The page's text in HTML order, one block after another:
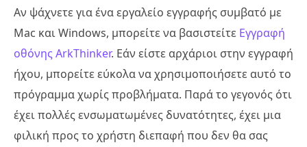
Αν ψάχνετε για ένα εργαλείο εγγραφής συμβατό με
Mac και Windows, μπορείτε να βασιστείτε Εγγραφή
οθόνης ArkThinker. Εάν είστε αρχάριοι στην εγγραφή
ήχου, μπορείτε εύκολα να χρησιμοποιήσετε αυτό το
πρόγραμμα χωρίς προβλήματα. Παρά το γεγονός ότι
έχει πολλές ενσωματωμένες δυνατότητες, έχει μια
φιλική προς το χρήστη διεπαφή που δεν θα σας